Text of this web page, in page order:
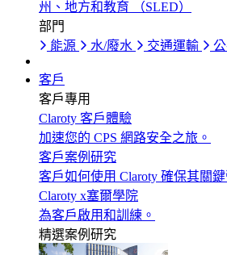
州、地方和教育 （SLED）
部門
能源
水/廢水 交通運輸
客戶
客戶專用
Claroty 客戶體驗
加速您的 CPS 網路安全之旅。
客戶案例研究
客戶如何使用 Claroty 確保其關
Claroty x塞爾學院
為客戶啟用和訓練。
精選案例研究